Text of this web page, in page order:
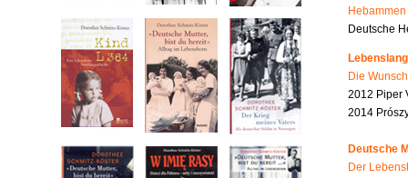
Deutsche
Die
2012 Piper
2014
Deutsche
Der